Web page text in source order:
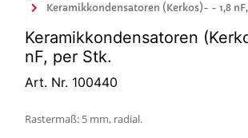
Keramikkondensatoren (Kerkos)- - 1,8
Keramikkondensatoren
nF, per Stk.
Art. Nr. 100440
Rastermaß: 5 mm, radial.